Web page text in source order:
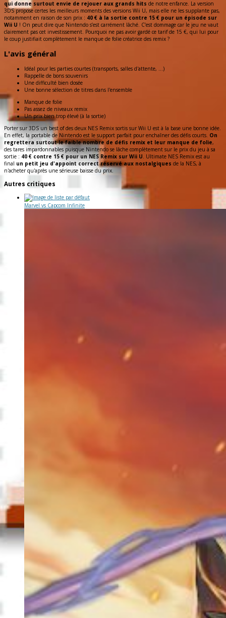
qui donne surtout envie de rejouer aux grands hits de notre enfance. La version
3DS propose certes les meilleurs moments des versions Wii U, mais elle ne les supplante pas,
notamment en raison de son prix : 40 € à la sortie contre 15 € pour un épisode sur
Wii U ! On peut dire que Nintendo s’est carrément lâché. C’est dommage car le jeu ne vaut
clairement pas cet investissement. Pourquoi ne pas avoir gardé ce tarif de 15 €, qui lui pour
le coup justifiait complètement le manque de folie créatrice des remix ?
L'avis général
Idéal pour les parties courtes (transports, salles d'attente, ...)
Rappelle de bons souvenirs
Une difficulté bien dosée
Une bonne sélection de titres dans l'ensemble
Manque de folie
Pas assez de niveaux remix
Un prix bien trop élevé (à la sortie)
Porter sur 3DS un best of des deux NES Remix sortis sur Wii U est à la base une bonne idée.
En effet, la portable de Nintendo est le support parfait pour enchaîner des défis courts. On
regrettera surtout le faible nombre de défis remix et leur manque de folie,
des tares impardonnables puisque Nintendo se lâche complètement sur le prix du jeu à sa
sortie : 40 € contre 15 € pour un NES Remix sur Wii U . Ultimate NES Remix est au
final un petit jeu d'appoint correct réservé aux nostalgiques de la NES, à
n'acheter qu'après une sérieuse baisse du prix.
Autres critiques
Marvel vs Capcom Infinite